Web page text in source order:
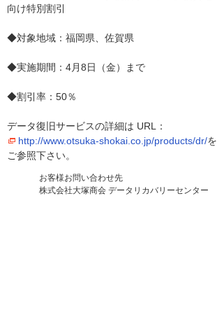
向け特別割引
◆対象地域：福岡県、佐賀県
◆実施期間：4月8日（金）まで
◆割引率：50％
データ復旧サービスの詳細は URL：
http://www.otsuka-shokai.co.jp/products/dr/を
ご参照下さい。
お客様お問い合わせ先
株式会社大塚商会 データリカバリーセンター